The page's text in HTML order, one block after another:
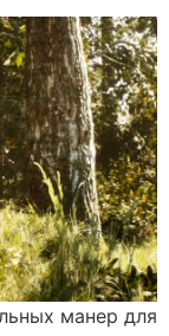
манер для